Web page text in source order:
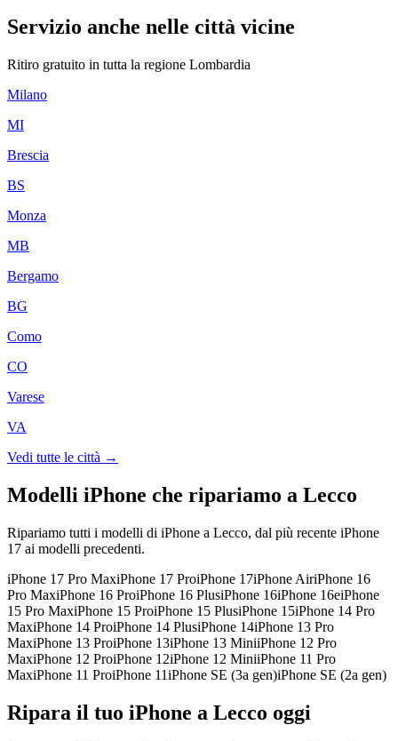
Servizio anche nelle città vicine
Ritiro gratuito in tutta la regione Lombardia
Milano
MI
Brescia
BS
Monza
MB
Bergamo
BG
Como
CO
Varese
VA
Vedi tutte le città →
Modelli iPhone che ripariamo a Lecco
Ripariamo tutti i modelli di iPhone a Lecco, dal più recente iPhone
17 ai modelli precedenti.
iPhone 17 Pro MaxiPhone 17 ProiPhone 17iPhone AiriPhone 16
Pro MaxiPhone 16 ProiPhone 16 PlusiPhone 16iPhone 16eiPhone
15 Pro MaxiPhone 15 ProiPhone 15 PlusiPhone 15iPhone 14 Pro
MaxiPhone 14 ProiPhone 14 PlusiPhone 14iPhone 13 Pro
MaxiPhone 13 ProiPhone 13iPhone 13 MiniiPhone 12 Pro
MaxiPhone 12 ProiPhone 12iPhone 12 MiniiPhone 11 Pro
MaxiPhone 11 ProiPhone 11iPhone SE (3a gen)iPhone SE (2a gen)
Ripara il tuo iPhone a Lecco oggi